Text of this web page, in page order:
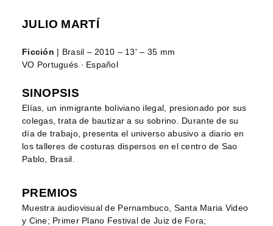
JULIO MARTÍ
Ficción | Brasil – 2010 – 13' – 35 mm
VO Portugués ∙ Español
SINOPSIS
Elías, un inmigrante boliviano ilegal, presionado por sus
colegas, trata de bautizar a su sobrino. Durante de su
día de trabajo, presenta el universo abusivo a diario en
los talleres de costuras dispersos en el centro de Sao
Pablo, Brasil.
PREMIOS
Muestra audiovisual de Pernambuco, Santa Maria Video
y Cine; Primer Plano Festival de Juiz de Fora;